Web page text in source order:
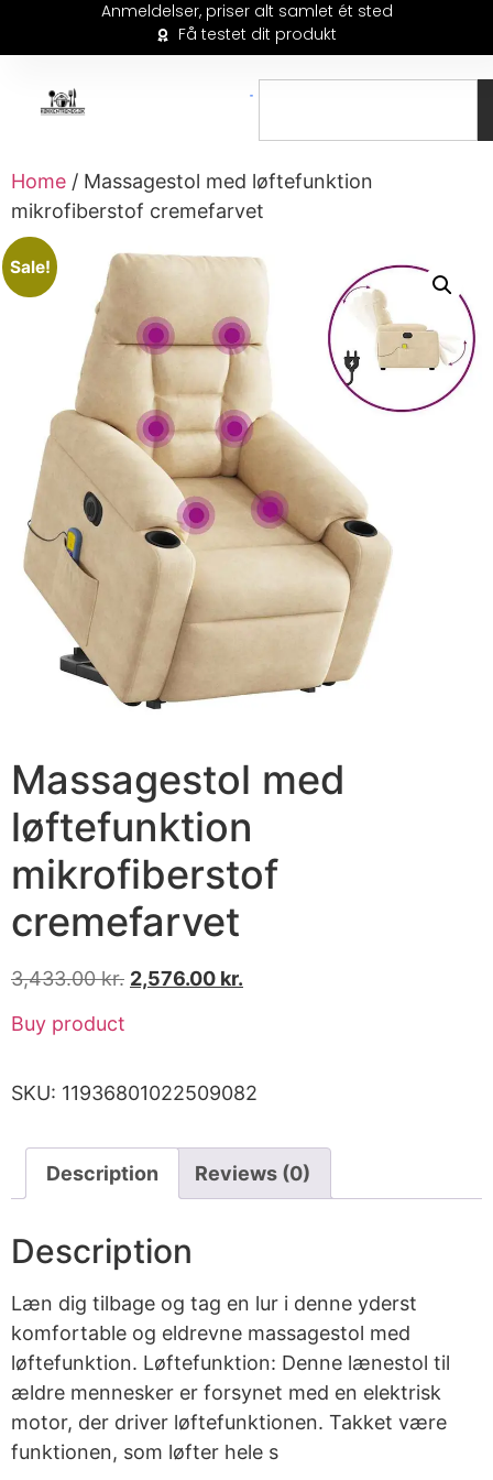
Anmeldelser, priser alt samlet ét sted
Få testet dit produkt
Home / Massagestol med løftefunktion
mikrofiberstof cremefarvet
Sale!
Massagestol med
løftefunktion
mikrofiberstof
cremefarvet
3,433.00kr. 2,576.00 kr.
Buy product
SKU: 11936801022509082
Description Reviews (0)
Description
Læn dig tilbage og tag en lur i denne yderst
komfortable og eldrevne massagestol med
løftefunktion. Løftefunktion: Denne lænestol til
ældre mennesker er forsynet med en elektrisk
motor, der driver løftefunktionen. Takket være
funktionen, som løfter hele s